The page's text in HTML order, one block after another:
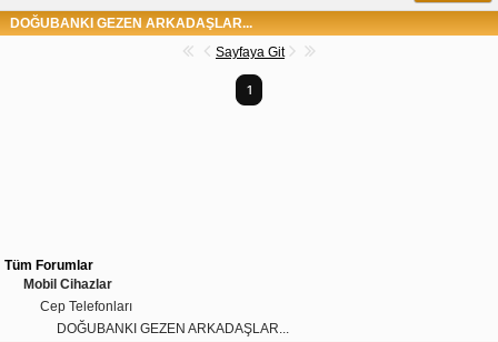
DOĞUBANKI GEZEN ARKADAŞLAR...
Sayfaya Git
1
Tüm Forumlar
Mobil Cihazlar
Cep Telefonları
DOĞUBANKI GEZEN ARKADAŞLAR...